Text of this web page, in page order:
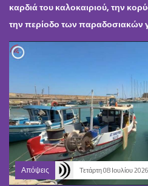
καρδιά του καλοκαιριού, την
την περίοδο των παραδοσιακών
Απόψεις Τετάρτη 08 Ιουλίου